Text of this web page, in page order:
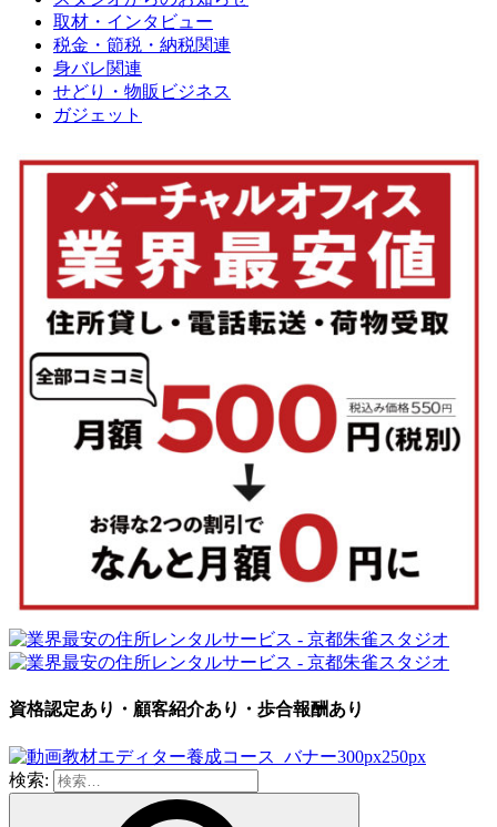
取材・インタビュー
税金・節税・納税関連
身バレ関連
せどり・物販ビジネス
ガジェット
資格認定あり・顧客紹介あり・歩合報酬あり
検索: